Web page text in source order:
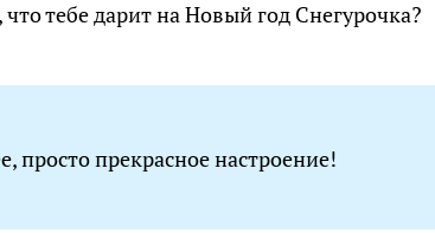
тебе дарит на Новый год Снегурочка?
просто прекрасное настроение!